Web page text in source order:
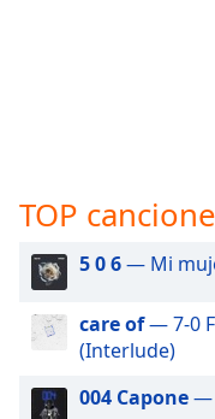
settings
subtitles
off
selected
TOP
5 0 6— Mi
care of— 7-0
(Interlude)
004 Capone—